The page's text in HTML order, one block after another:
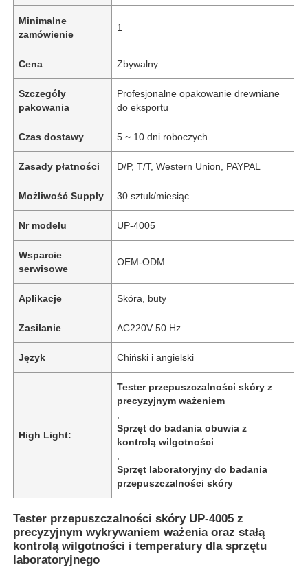
Minimalne
zamówienie
1
Cena Zbywalny
Szczegóły
pakowania
Profesjonalne opakowanie drewniane
do eksportu
Czas dostawy 5 ~ 10 dni roboczych
Zasady płatności D/P, T/T, Western Union, PAYPAL
Możliwość Supply 30 sztuk/miesiąc
Nr modelu UP-4005
Wsparcie
serwisowe
OEM-ODM
Aplikacje Skóra, buty
Zasilanie AC220V 50 Hz
Język Chiński i angielski
High Light:
Tester przepuszczalności skóry z
precyzyjnym ważeniem
Sprzęt do badania obuwia z
kontrolą wilgotności
Sprzęt laboratoryjny do badania
przepuszczalności skóry
Tester przepuszczalności skóry UP-4005 z
precyzyjnym wykrywaniem ważenia oraz stałą
kontrolą wilgotności i temperatury dla sprzętu
laboratoryjnego